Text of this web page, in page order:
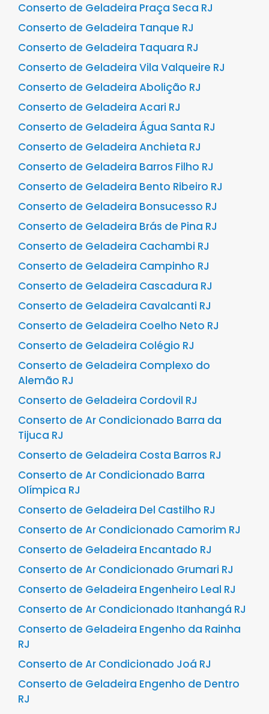
Conserto de Geladeira Praça Seca RJ
Conserto de Geladeira Tanque RJ
Conserto de Geladeira Taquara RJ
Conserto de Geladeira Vila Valqueire RJ
Conserto de Geladeira Abolição RJ
Conserto de Geladeira Acari RJ
Conserto de Geladeira Água Santa RJ
Conserto de Geladeira Anchieta RJ
Conserto de Geladeira Barros Filho RJ
Conserto de Geladeira Bento Ribeiro RJ
Conserto de Geladeira Bonsucesso RJ
Conserto de Geladeira Brás de Pina RJ
Conserto de Geladeira Cachambi RJ
Conserto de Geladeira Campinho RJ
Conserto de Geladeira Cascadura RJ
Conserto de Geladeira Cavalcanti RJ
Conserto de Geladeira Coelho Neto RJ
Conserto de Geladeira Colégio RJ
Conserto de Geladeira Complexo do
Alemão RJ
Conserto de Geladeira Cordovil RJ
Conserto de Ar Condicionado Barra da
Tijuca RJ
Conserto de Geladeira Costa Barros RJ
Conserto de Ar Condicionado Barra
Olímpica RJ
Conserto de Geladeira Del Castilho RJ
Conserto de Ar Condicionado Camorim RJ
Conserto de Geladeira Encantado RJ
Conserto de Ar Condicionado Grumari RJ
Conserto de Geladeira Engenheiro Leal RJ
Conserto de Ar Condicionado Itanhangá RJ
Conserto de Geladeira Engenho da Rainha
RJ
Conserto de Ar Condicionado Joá RJ
Conserto de Geladeira Engenho de Dentro
RJ